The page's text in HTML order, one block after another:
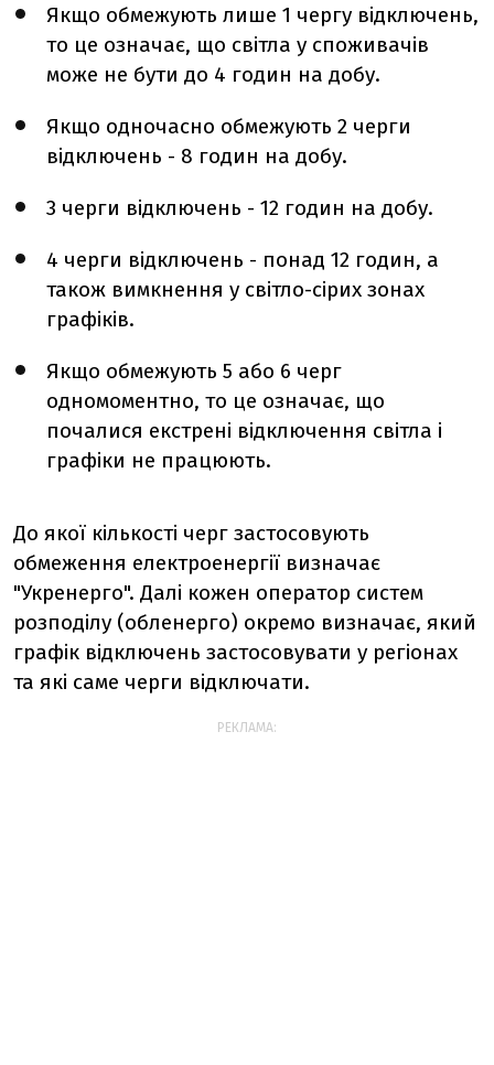
Якщо обмежують лише 1 чергу відключень,
то це означає, що світла у споживачів
може не бути до 4 годин на добу.
Якщо одночасно обмежують 2 черги
відключень - 8 годин на добу.
3 черги відключень - 12 годин на добу.
4 черги відключень - понад 12 годин, а
також вимкнення у світло-сірих зонах
графіків.
Якщо обмежують 5 або 6 черг
одномоментно, то це означає, що
почалися екстрені відключення світла і
графіки не працюють.
До якої кількості черг застосовують
обмеження електроенергії визначає
"Укренерго". Далі кожен оператор систем
розподілу (обленерго) окремо визначає, який
графік відключень застосовувати у регіонах
та які саме черги відключати.
РЕКЛАМА: